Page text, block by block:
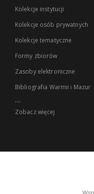
Kolekcje instytucji
Kolekcje osób prywatnych
Kolekcje tematyczne
Formy zbiorów
Zasoby elektroniczne
Bibliografia Warmii i Mazur
...
Zobacz więcej